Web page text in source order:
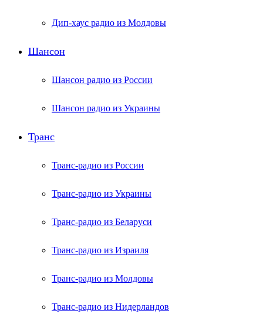
Дип-хаус радио из Молдовы
Шансон
Шансон радио из России
Шансон радио из Украины
Транс
Транс-радио из России
Транс-радио из Украины
Транс-радио из Беларуси
Транс-радио из Израиля
Транс-радио из Молдовы
Транс-радио из Нидерландов